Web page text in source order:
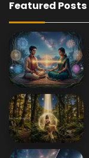
Featured Posts